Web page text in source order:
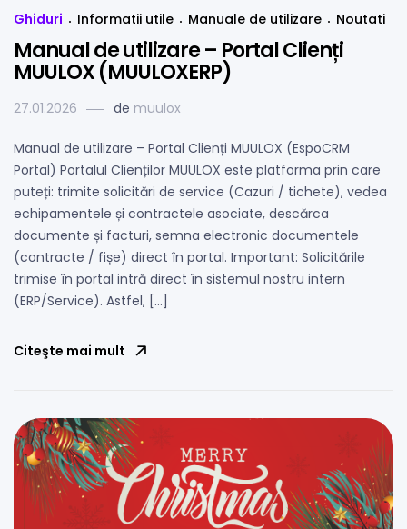
Ghiduri Informatii utile Manuale de utilizare Noutati
Manual de utilizare – Portal Clienți
MUULOX (MUULOXERP)
27.01.2026 de muulox
Manual de utilizare – Portal Clienți MUULOX (EspoCRM
Portal) Portalul Clienților MUULOX este platforma prin care
puteți: trimite solicitări de service (Cazuri / tichete), vedea
echipamentele și contractele asociate, descărca
documente și facturi, semna electronic documentele
(contracte / fișe) direct în portal. Important: Solicitările
trimise în portal intră direct în sistemul nostru intern
(ERP/Service). Astfel, […]
Citeşte mai mult